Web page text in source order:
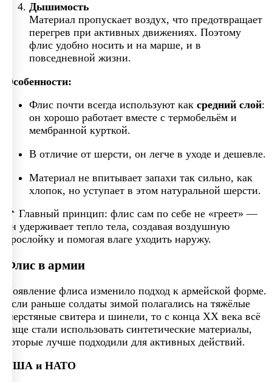
Дышимость
Материал пропускает воздух, что предотвращает
перегрев при активных движениях. Поэтому
флис удобно носить и на марше, и в
повседневной жизни.
Особенности:
Флис почти всегда используют как средний слой:
он хорошо работает вместе с термобельём и
мембранной курткой.
В отличие от шерсти, он легче в уходе и дешевле.
Материал не впитывает запахи так сильно, как
хлопок, но уступает в этом натуральной шерсти.
📌 Главный принцип: флис сам по себе не «греет» —
он удерживает тепло тела, создавая воздушную
прослойку и помогая влаге уходить наружу.
Флис в армии
Появление флиса изменило подход к армейской форме.
Если раньше солдаты зимой полагались на тяжёлые
шерстяные свитера и шинели, то с конца XX века всё
чаще стали использовать синтетические материалы,
которые лучше подходили для активных действий.
США и НАТО